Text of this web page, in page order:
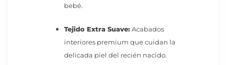
bebé.
Tejido Extra Suave:Acabados
interiores premium que cuidan la
delicada piel del recién nacido.